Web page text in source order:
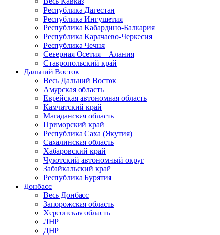
Республика Дагестан
Республика Ингушетия
Республика Кабардино-Балкария
Республика Карачаево-Черкесия
Республика Чечня
Северная Осетия – Алания
Ставропольский край
Дальний Восток
Весь Дальний Восток
Амурская область
Еврейская автономная область
Камчатский край
Магаданская область
Приморский край
Республика Саха (Якутия)
Сахалинская область
Хабаровский край
Чукотский автономный округ
Забайкальский край
Республика Бурятия
Донбасс
Весь Донбасс
Запорожская область
Херсонская область
ЛНР
ДНР